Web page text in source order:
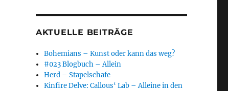
AKTUELLE BEITRÄGE
Bohemians – Kunst oder kann das weg?
#023 Blogbuch – Allein
Herd – Stapelschafe
Kinfire Delve: Callous‘ Lab – Alleine in den